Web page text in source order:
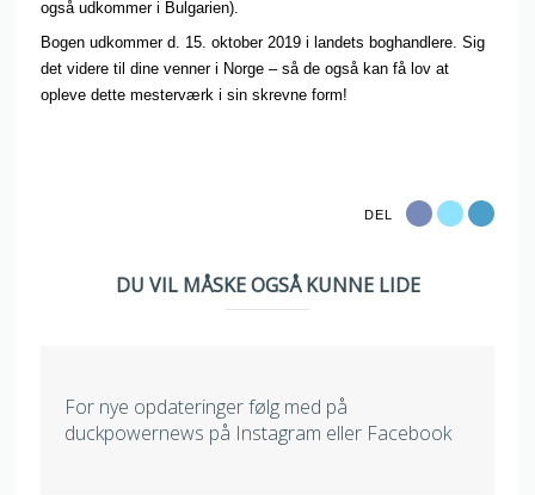
også udkommer i Bulgarien).
Bogen udkommer d. 15. oktober 2019 i landets boghandlere. Sig
det videre til dine venner i Norge – så de også kan få lov at
opleve dette mesterværk i sin skrevne form!
DEL
DU VIL MÅSKE OGSÅ KUNNE LIDE
For nye opdateringer følg med på
duckpowernews på Instagram eller Facebook